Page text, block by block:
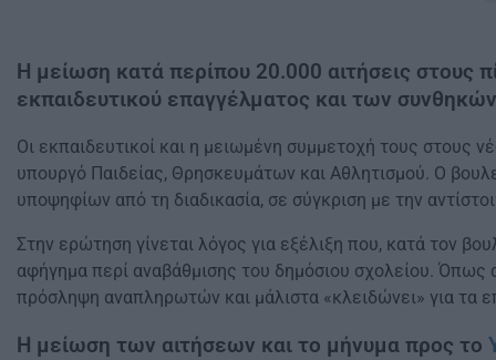
Η μείωση κατά περίπου 20.000 αιτήσεις στους
εκπαιδευτικού επαγγέλματος και των
Οι εκπαιδευτικοί και η μειωμένη συμμετοχή τους στους
υπουργό Παιδείας, Θρησκευμάτων και Αθλητισμού. Ο
υποψηφίων από τη διαδικασία, σε σύγκριση με την
Στην ερώτηση γίνεται λόγος για εξέλιξη που, κατά τον
αφήγημα περί αναβάθμισης του δημόσιου σχολείου. Όπως
πρόσληψη αναπληρωτών και μάλιστα «κλειδώνει» για τα
Η μείωση των αιτήσεων και το μήνυμα προς το